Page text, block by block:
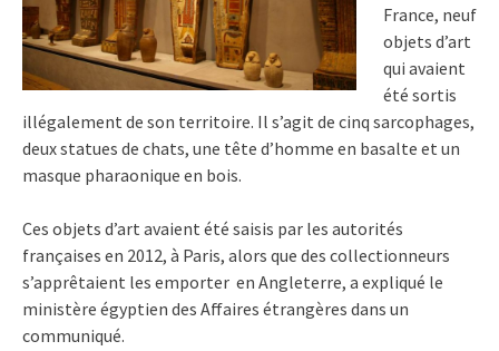
France, neuf
objets d’art
qui avaient
été sortis
illégalement de son territoire. Il s’agit de cinq sarcophages,
deux statues de chats, une tête d’homme en basalte et un
masque pharaonique en bois.
Ces objets d’art avaient été saisis par les autorités
françaises en 2012, à Paris, alors que des collectionneurs
s’apprêtaient les emporter en Angleterre, a expliqué le
ministère égyptien des Affaires étrangères dans un
communiqué.